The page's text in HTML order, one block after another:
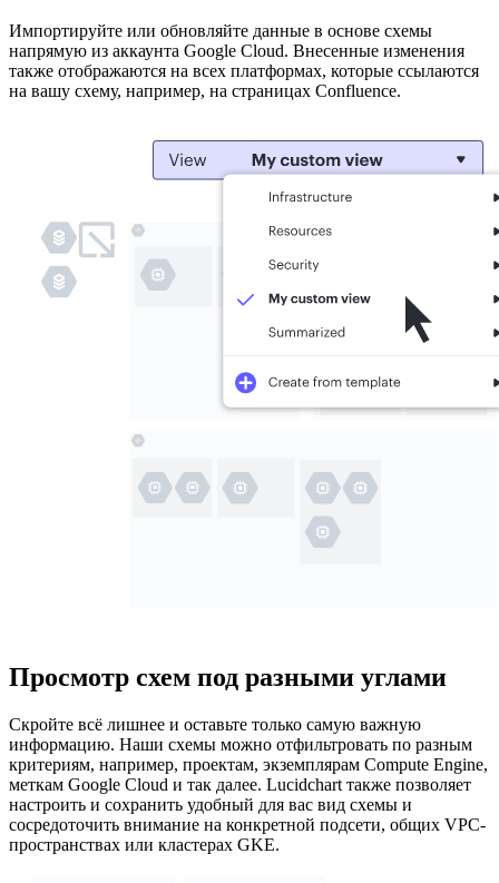
Импортируйте или обновляйте данные в основе схемы
напрямую из аккаунта Google Cloud. Внесенные изменения
также отображаются на всех платформах, которые ссылаются
на вашу схему, например, на страницах Confluence.
Просмотр схем под разными углами
Скройте всё лишнее и оставьте только самую важную
информацию. Наши схемы можно отфильтровать по разным
критериям, например, проектам, экземплярам Compute Engine,
меткам Google Cloud и так далее. Lucidchart также позволяет
настроить и сохранить удобный для вас вид схемы и
сосредоточить внимание на конкретной подсети, общих VPC-
пространствах или кластерах GKE.